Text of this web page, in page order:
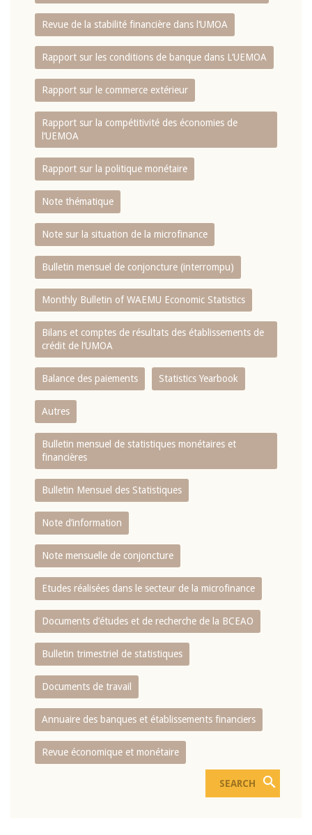
Revue de la stabilité financière dans l‘UMOA
Rapport sur les conditions de banque dans L‘UEMOA
Rapport sur le commerce extérieur
Rapport sur la compétitivité des économies de
l‘UEMOA
Rapport sur la politique monétaire
Note thématique
Note sur la situation de la microfinance
Bulletin mensuel de conjoncture (interrompu)
Monthly Bulletin of WAEMU Economic Statistics
Bilans et comptes de résultats des établissements de
crédit de l‘UMOA
Balance des paiements Statistics Yearbook
Autres
Bulletin mensuel de statistiques monétaires et
financières
Bulletin Mensuel des Statistiques
Note d’information
Note mensuelle de conjoncture
Etudes réalisées dans le secteur de la microfinance
Documents d’études et de recherche de la BCEAO
Bulletin trimestriel de statistiques
Documents de travail
Annuaire des banques et établissements financiers
Revue économique et monétaire